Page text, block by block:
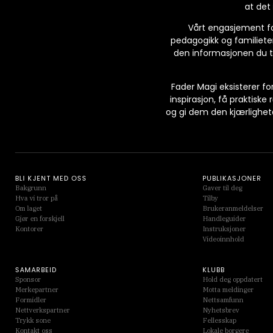
at det
Vårt engasjement
pedagogikk og
den informasjonen du
Fader Magi eksisterer
inspirasjon, få
og gi dem den
BLI KJENT MED OSS
Bakgrunn
Hva vi tror på
Om laget
Gjør en forskjell
Kontorer
PUBLIKASJONER
Gaver til deg
Tilby
Brukeranmeldelser
Handleguider
Instruksjoner
Videoinnhold
SAMARBEID
Sponsor
Merkepartner
Formidler
Nettverkspartner
Trykk sone
Kontakt oss
KLUBB
Hold deg oppdatert
Motta meldinger
Nettsamfunn
Nyhetsbrev
Fellesskap
Lokale borgere